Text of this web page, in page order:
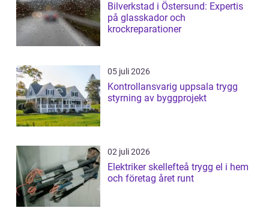
Bilverkstad i Östersund: Expertis
på glasskador och
krockreparationer
05 juli 2026
Kontrollansvarig uppsala trygg
styrning av byggprojekt
02 juli 2026
Elektriker skellefteå trygg el i hem
och företag året runt